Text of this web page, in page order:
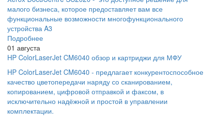
малого бизнеса, которое предоставляет вам все
функциональные возможности многофункционального
устройства A3
Подробнее
01 августа
HP ColorLaserJet CM6040 обзор и картриджи для МФУ
HP ColorLaserJet CM6040 - предлагает конкурентоспособное
качество цветопередачи наряду со сканированием,
копированием, цифровой отправкой и факсом, в
исключительно надёжной и простой в управлении
комплектации.